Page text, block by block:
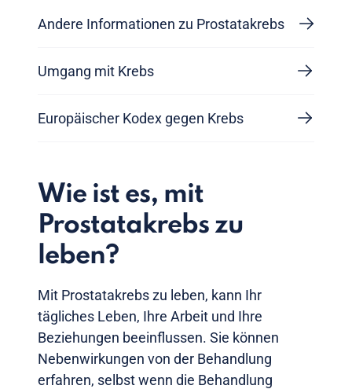
Andere Informationen zu Prostatakrebs
Umgang mit Krebs
Europäischer Kodex gegen Krebs
Wie ist es, mit
Prostatakrebs zu
leben?
Mit Prostatakrebs zu leben, kann Ihr
tägliches Leben, Ihre Arbeit und Ihre
Beziehungen beeinflussen. Sie können
Nebenwirkungen von der Behandlung
erfahren, selbst wenn die Behandlung